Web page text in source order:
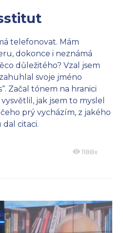
telefonovat. Mám
dokonce i neznámá
důležitého? Vzal jsem
svoje jméno
Začal tónem na hranici
jak jsem to myslel
prý vycházím, z jakého
dal citaci.
1188x